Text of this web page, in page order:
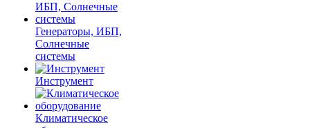
Генераторы, ИБП,
Солнечные
системы
Инструмент
Климатическое